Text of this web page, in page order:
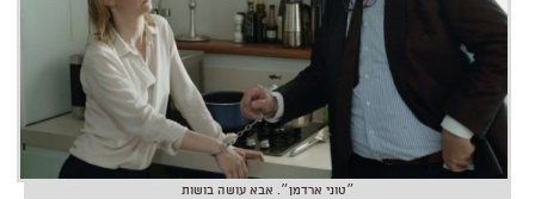
״טוני ארדמן״. אבא עושה בושות